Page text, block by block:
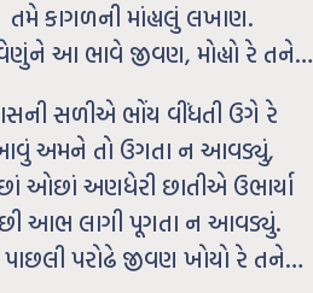
તમે કાગળની માંહ્યલું લખાણ.
વેણુંને આ ભાવે જીવણ, મોહ્યો રે તને…
સળીએ ભોંય વીંધતી ઉગે રે
અમને તો ઉગતા ન આવડ્યું,
ઓછાં અણધેરી છાતીએ ઉભાર્યા
આભ લાગી પૂગતા ન આવડ્યું.
પરોઢે જીવણ ખોયો રે તને…